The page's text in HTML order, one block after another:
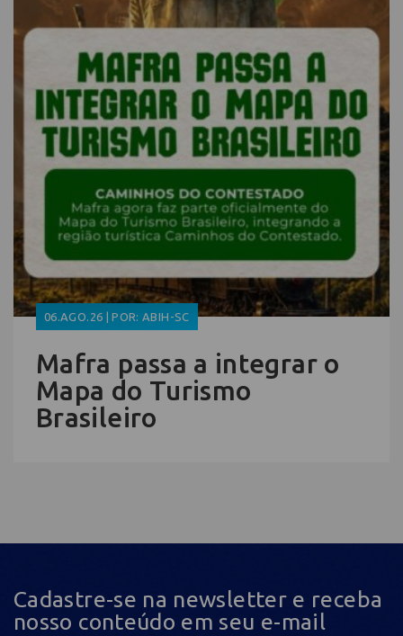
06.AGO.26 | POR: ABIH-SC
Mafra passa a integrar o
Mapa do Turismo
Brasileiro
Cadastre-se na newsletter e receba
nosso conteúdo em seu e-mail